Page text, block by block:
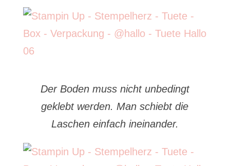
Der Boden muss nicht unbedingt
geklebt werden. Man schiebt die
Laschen einfach ineinander.